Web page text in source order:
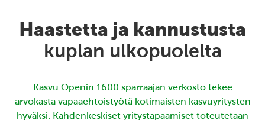
Haastetta ja kannustusta
kuplan ulkopuolelta
Kasvu Openin 1600 sparraajan verkosto tekee
arvokasta vapaaehtoistyötä kotimaisten kasvuyritysten
hyväksi. Kahdenkeskiset yritystapaamiset toteutetaan